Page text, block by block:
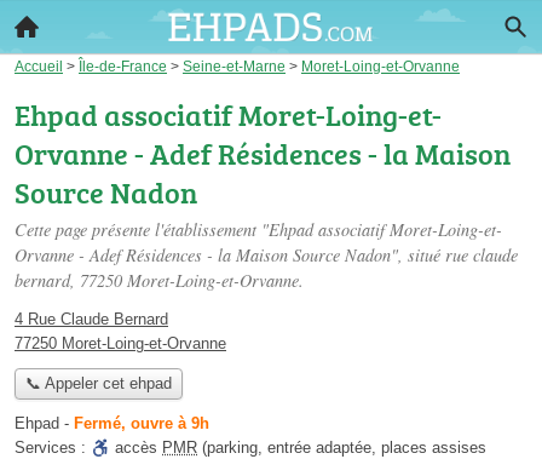
Accueil > Île-de-France > Seine-et-Marne > Moret-Loing-et-Orvanne
Ehpad associatif Moret-Loing-et-
Orvanne - Adef Résidences - la Maison
Source Nadon
Cette page présente l'établissement "Ehpad associatif Moret-Loing-et-
Orvanne - Adef Résidences - la Maison Source Nadon", situé rue claude
bernard, 77250 Moret-Loing-et-Orvanne.
4 Rue Claude Bernard
77250 Moret-Loing-et-Orvanne
📞 Appeler cet ehpad
Ehpad - Fermé, ouvre à 9h
Services :
accès PMR (parking, entrée adaptée, places assises